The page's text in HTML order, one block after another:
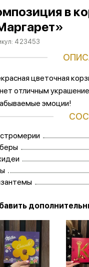
в
423453
цветочная
отличным
эмоции!